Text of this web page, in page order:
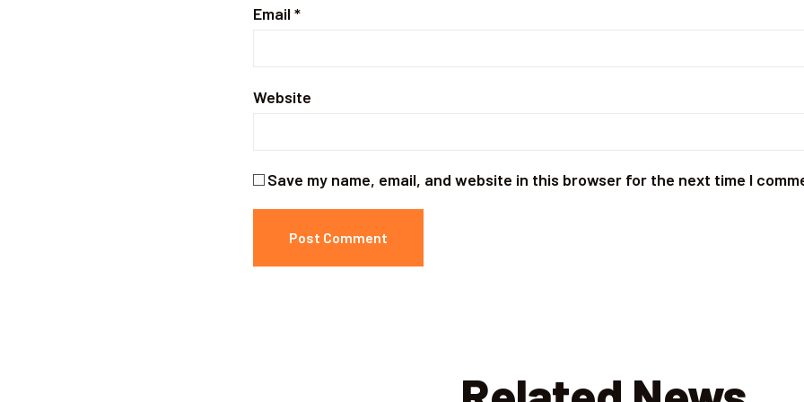
Email*
Website
Save my name, email, and website in this browser for the next time I